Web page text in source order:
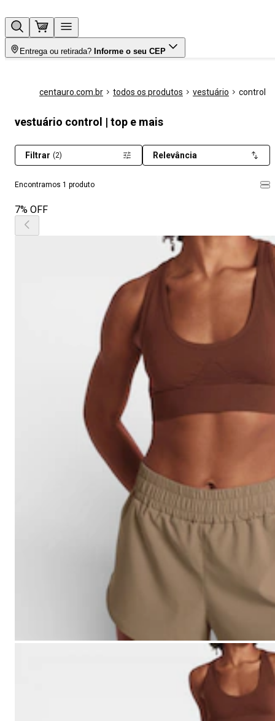
Entrega ou retirada? Informe o seu CEP
centauro.com.br todos os produtos vestuário control
vestuário control | top e mais
Encontramos 1 produto
Filtrar (2) Relevância
7% OFF